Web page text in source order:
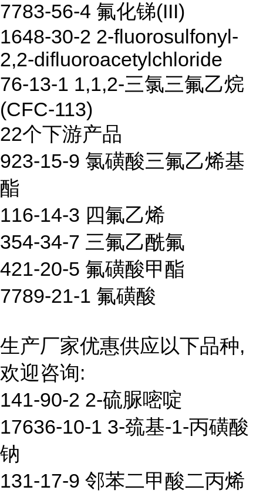
7783-56-4 氟化锑(III)
1648-30-2 2-fluorosulfonyl-
2,2-difluoroacetylchloride
76-13-1 1,1,2-三氯三氟乙烷
(CFC-113)
22个下游产品
923-15-9 氯磺酸三氟乙烯基
酯
116-14-3 四氟乙烯
354-34-7 三氟乙酰氟
421-20-5 氟磺酸甲酯
7789-21-1 氟磺酸
生产厂家优惠供应以下品种,
欢迎咨询:
141-90-2 2-硫脲嘧啶
17636-10-1 3-巯基-1-丙磺酸
钠
131-17-9 邻苯二甲酸二丙烯